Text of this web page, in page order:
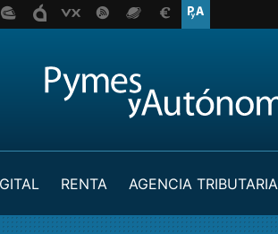
RENTA AGENCIA TRIBUTARIA